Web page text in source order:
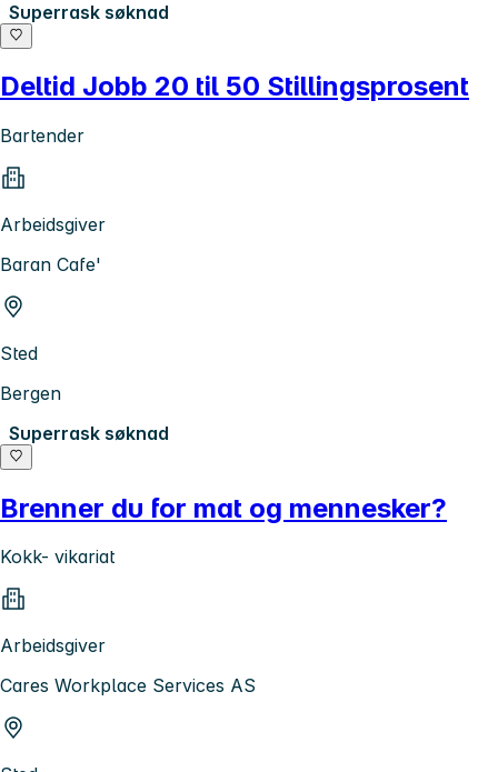
Superrask søknad
Deltid Jobb 20 til 50 Stillingsprosent
Bartender
Arbeidsgiver
Baran Cafe'
Sted
Bergen
Superrask søknad
Brenner du for mat og mennesker?
Kokk- vikariat
Arbeidsgiver
Cares Workplace Services AS